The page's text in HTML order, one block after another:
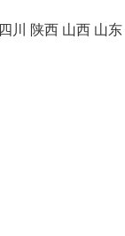
四川 陕西 山西 山东